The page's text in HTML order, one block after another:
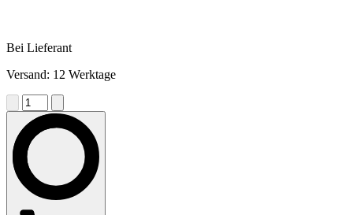
Bei Lieferant
Versand: 12 Werktage